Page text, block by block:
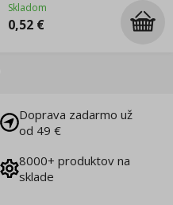
Skladom
0,52 €
Doprava zadarmo už
od 49 €
8000+ produktov na
sklade